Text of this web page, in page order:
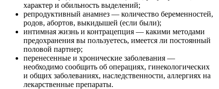
характер и обильность выделений;
репродуктивный анамнез — количество беременностей,
родов, абортов, выкидышей (если были);
интимная жизнь и контрацепция — какими методами
предохранения вы пользуетесь, имеется ли постоянный
половой партнер;
перенесенные и хронические заболевания —
необходимо сообщить об операциях, гинекологических
и общих заболеваниях, наследственности, аллергиях на
лекарственные препараты.